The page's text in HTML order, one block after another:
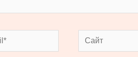
Сайт